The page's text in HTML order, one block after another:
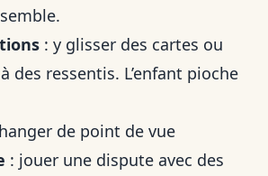
: y glisser des cartes ou
des ressentis. L’enfant pioche
de point de vue
: jouer une dispute avec des